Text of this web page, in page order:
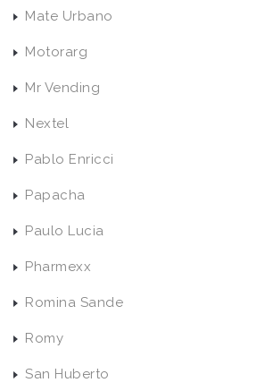
Mate Urbano
Motorarg
Mr Vending
Nextel
Pablo Enricci
Papacha
Paulo Lucia
Pharmexx
Romina Sande
Romy
San Huberto